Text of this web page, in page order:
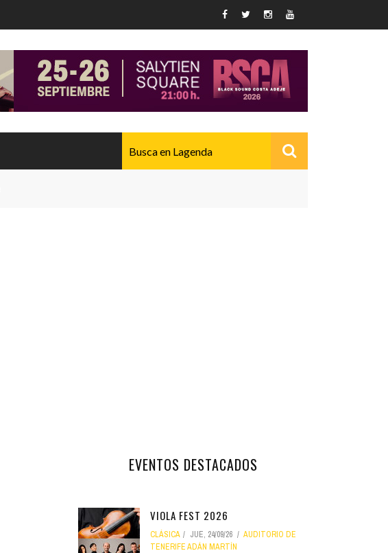
EVENTOS DESTACADOS
VIOLA FEST 2026
CLÁSICA JUE, 24/09/26
AUDITORIO DE
TENERIFE ADÁN MARTÍN